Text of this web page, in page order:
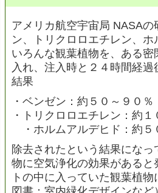
アメリカ航空宇宙局 NASAの
ン、トリクロロエチレン、
いろんな観葉植物を、ある密
入れ、注入時と２４時間経
結果
・ベンゼン：約５０～９０％
・トリクロロエチレン：約１
・ホルムアルデヒド：約５
除去されたという結果にな
物に空気浄化の効果があると
トの中に入っていた観葉植